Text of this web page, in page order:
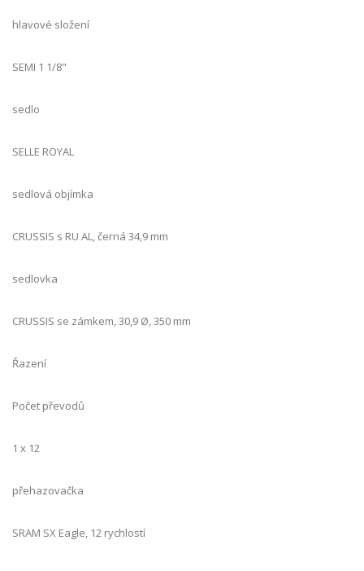
hlavové složení
SEMI 1 1/8"
sedlo
SELLE ROYAL
sedlová objímka
CRUSSIS s RU AL, černá 34,9 mm
sedlovka
CRUSSIS se zámkem, 30,9 Ø, 350 mm
Řazení
Počet převodů
1 x 12
přehazovačka
SRAM SX Eagle, 12 rychlostí